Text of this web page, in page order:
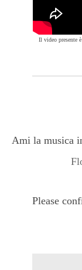
Il video presente
Ami la musica
Please